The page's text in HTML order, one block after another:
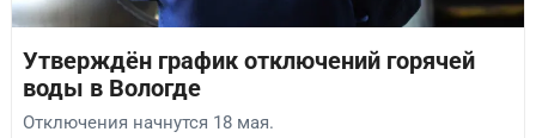
Утверждён график отключений горячей
воды в Вологде
Отключения начнутся 18 мая.